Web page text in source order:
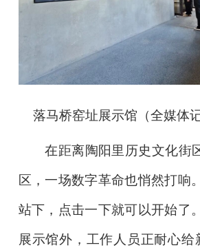
落马桥窑址展示馆（全媒体
在距离陶阳里历史文化街
区，一场数字革命也悄然打响
站下，点击一下就可以开始了
展示馆外，工作人员正耐心给